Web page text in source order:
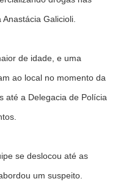
Galicioli.
de idade, e uma
ao local no momento da
até a Delegacia de Polícia
se deslocou até as
um suspeito.